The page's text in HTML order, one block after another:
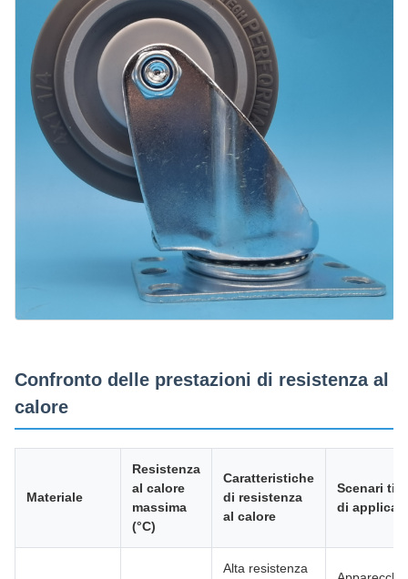
Confronto delle prestazioni di resistenza al
calore
Materiale
Resistenza
al calore
massima
(°C)
Caratteristiche
di resistenza
al calore
Scenari
di
Alta resistenza